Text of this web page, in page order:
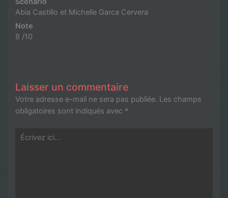
Abia Castillo et Michelle Garca Cervera
Note
8 /10
Laisser un commentaire
Votre adresse e-mail ne sera pas publiée. Les champs
obligatoires sont indiqués avec *
Écrivez